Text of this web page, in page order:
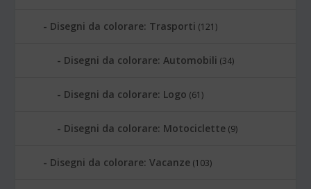
Disegni da colorare: Trasporti (121)
Disegni da colorare: Automobili (34)
Disegni da colorare: Logo (61)
Disegni da colorare: Motociclette (9)
Disegni da colorare: Vacanze (103)